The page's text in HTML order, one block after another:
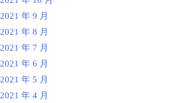
2021 年 9 月
2021 年 8 月
2021 年 7 月
2021 年 6 月
2021 年 5 月
2021 年 4 月